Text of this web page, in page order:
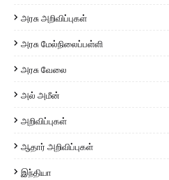
அரசு அறிவிப்புகள்
அரசு மேல்நிலைப்பள்ளி
அரசு வேலை
அல் அமீன்
அறிவிப்புகள்
ஆதார் அறிவிப்புகள்
இந்தியா